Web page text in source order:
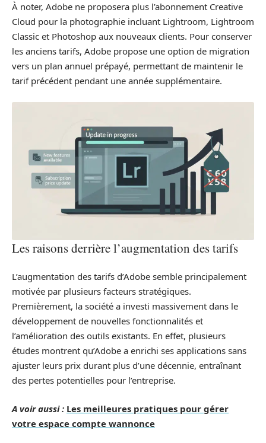
À noter, Adobe ne proposera plus l’abonnement Creative
Cloud pour la photographie incluant Lightroom, Lightroom
Classic et Photoshop aux nouveaux clients. Pour conserver
les anciens tarifs, Adobe propose une option de migration
vers un plan annuel prépayé, permettant de maintenir le
tarif précédent pendant une année supplémentaire.
Les raisons derrière l’augmentation des tarifs
L’augmentation des tarifs d’Adobe semble principalement
motivée par plusieurs facteurs stratégiques.
Premièrement, la société a investi massivement dans le
développement de nouvelles fonctionnalités et
l’amélioration des outils existants. En effet, plusieurs
études montrent qu’Adobe a enrichi ses applications sans
ajuster leurs prix durant plus d’une décennie, entraînant
des pertes potentielles pour l’entreprise.
A voir aussi : Les meilleures pratiques pour gérer
votre espace compte wannonce